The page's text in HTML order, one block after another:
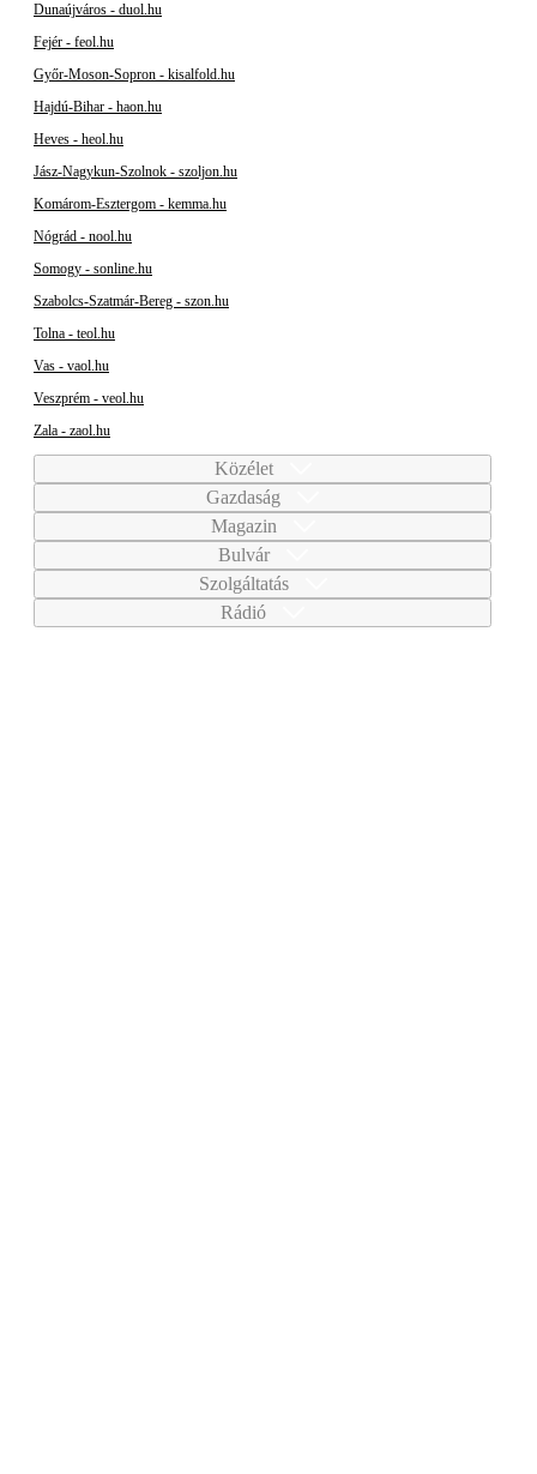
Dunaújváros - duol.hu
Fejér - feol.hu
Győr-Moson-Sopron - kisalfold.hu
Hajdú-Bihar - haon.hu
Heves - heol.hu
Jász-Nagykun-Szolnok - szoljon.hu
Komárom-Esztergom - kemma.hu
Nógrád - nool.hu
Somogy - sonline.hu
Szabolcs-Szatmár-Bereg - szon.hu
Tolna - teol.hu
Vas - vaol.hu
Veszprém - veol.hu
Zala - zaol.hu
Közélet
Gazdaság
Magazin
Bulvár
Szolgáltatás
Rádió